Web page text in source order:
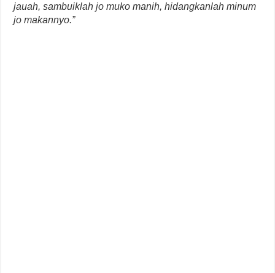
jauah, sambuiklah jo muko manih, hidangkanlah minum
jo makannyo.”